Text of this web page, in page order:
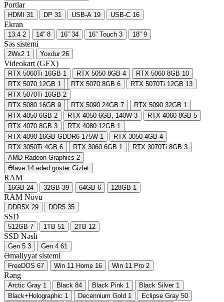
Portlar
HDMI 31 DP 31 USB-A 19 USB-C 16
Ekran
13.4 2 14” 8 16” 34 16” Touch 3 18” 9
Səs sistemi
2Wx2 1 Yoxdur 26
Videokart (GFX)
RTX 5060Ti 16GB 1 RTX 5050 8GB 4 RTX 5060 8GB 10
RTX 5070 12GB 1 RTX 5070 8GB 6 RTX 5070Ti 12GB 13
RTX 5070Ti 16GB 2
RTX 5080 16GB 9 RTX 5090 24GB 7 RTX 5090 32GB 1
RTX 4050 6GB 2 RTX 4050 6GB, 140W 3 RTX 4060 8GB 5
RTX 4070 8GB 3 RTX 4080 12GB 1
RTX 4090 16GB GDDR6 175W 1 RTX 3050 4GB 4
RTX 3050Ti 4GB 6 RTX 3060 6GB 1 RTX 3070Ti 8GB 3
AMD Radeon Graphics 2
Əlavə 14 ədəd göstər Gizlət
RAM
16GB 24 32GB 39 64GB 6 128GB 1
RAM Növü
DDR5X 29 DDR5 35
SSD
512GB 7 1TB 51 2TB 12
SSD Nəsli
Gen 5 3 Gen 4 61
Əməliyyat sistemi
FreeDOS 67 Win 11 Home 16 Win 11 Pro 2
Rəng
Arctic Gray 1 Black 84 Black Pink 1 Black Silver 1
Black+Holographic 1 Decennium Gold 1 Eclipse Gray 50